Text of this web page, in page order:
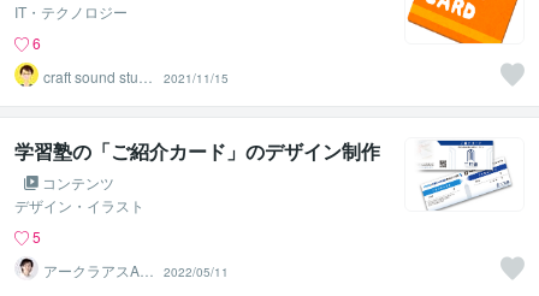
IT・テクノロジー
6
craft sound studi
2021/11/15
学習塾の「ご紹介カード」のデザイン制作
コンテンツ
デザイン・イラスト
5
アークラアスAQ
LASS
2022/05/11